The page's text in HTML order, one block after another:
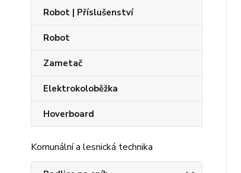
Robot | Příslušenství
Robot
Zametač
Elektrokoloběžka
Hoverboard
Komunální a lesnická technika